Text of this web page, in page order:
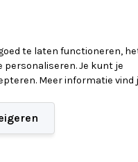
als volgt:
onzematerialenpagina
te laten functioneren,
Je kunt je
Meer informatie vind